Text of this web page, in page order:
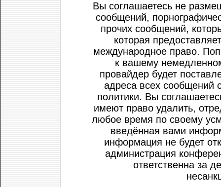
Вы соглашаетесь не
сообщений,
прочих сообщений,
которая
международное право.
к вашему
провайдер будет
адреса всех сообщений
политики. Вы
имеют право удалить,
любое время по своему
введённая вами
информация не будет
администрация
ответственна за